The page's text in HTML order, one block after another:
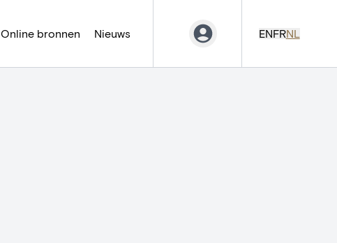
Online bronnen Nieuws ENFRNL